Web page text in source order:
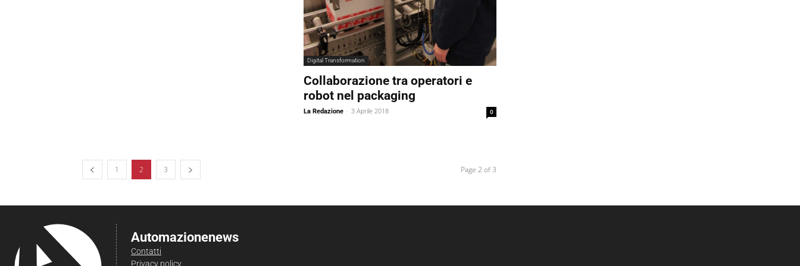
Digital Transformation
Collaborazione tra operatori e
robot nel packaging
La Redazione - 3 Aprile 2018 0
1 2 3 Page 2 of 3
Automazionenews
Contatti
Privacy policy